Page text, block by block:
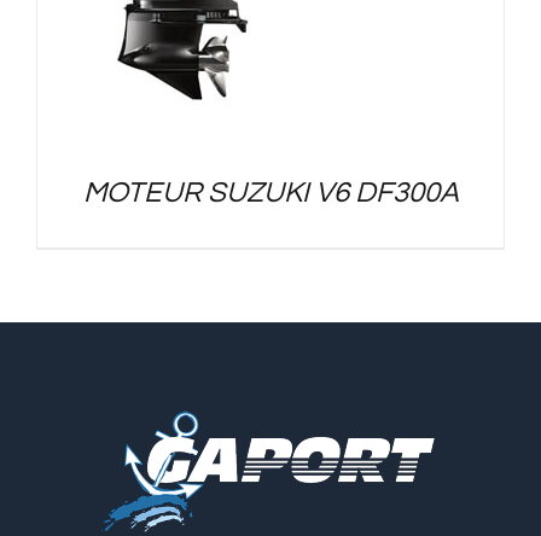
MOTEUR SUZUKI V6 DF300A